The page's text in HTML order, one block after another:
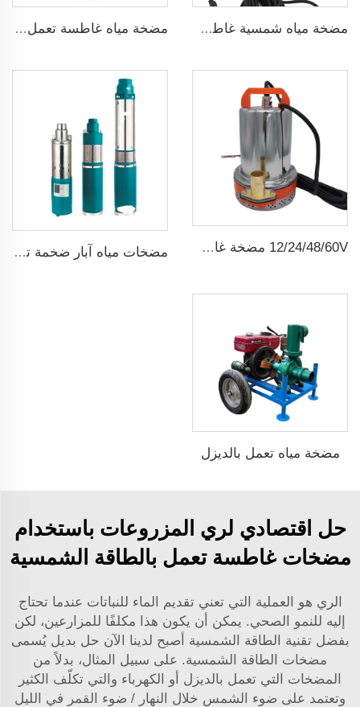
مضخة مياه شمسية غاطسة برأس 75 مترًا بدون فرش DC48V لري الزراعة مضخة مياه غاطسة تعمل بجهد 24 فولت DC
12/24/48/60V مضخة غاطسة شمسية صغيرة dc ذات فرشاة مضخات مياه آبار ضخمة تعمل بالطاقة الشمسية
مضخة مياه تعمل بالديزل
حل اقتصادي لري المزروعات باستخدام
مضخات غاطسة تعمل بالطاقة الشمسية
الري هو العملية التي تعني تقديم الماء للنباتات عندما تحتاج
إليه للنمو الصحي. يمكن أن يكون هذا مكلفًا للمزارعين، لكن
بفضل تقنية الطاقة الشمسية أصبح لدينا الآن حل بديل يُسمى
مضخات الطاقة الشمسية. على سبيل المثال، بدلاً من
المضخات التي تعمل بالديزل أو الكهرباء والتي تكلّف الكثير
وتعتمد على ضوء الشمس خلال النهار / ضوء القمر في الليل